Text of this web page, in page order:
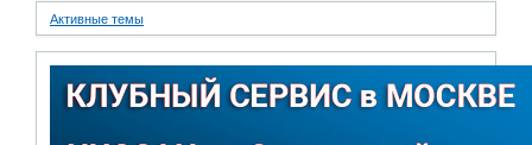
Активные темы